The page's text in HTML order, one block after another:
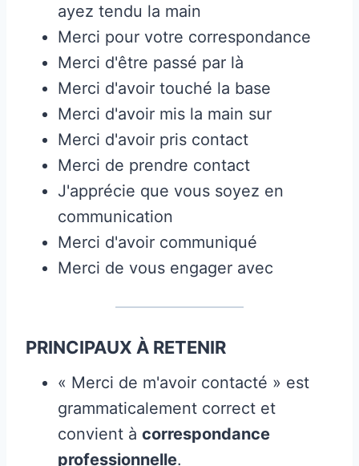
ayez tendu la main
Merci pour votre correspondance
Merci d'être passé par là
Merci d'avoir touché la base
Merci d'avoir mis la main sur
Merci d'avoir pris contact
Merci de prendre contact
J'apprécie que vous soyez en
communication
Merci d'avoir communiqué
Merci de vous engager avec
PRINCIPAUX À RETENIR
« Merci de m'avoir contacté » est
grammaticalement correct et
convient à correspondance
professionnelle.